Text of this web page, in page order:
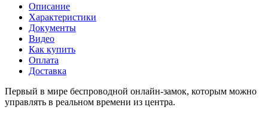
Описание
Характеристики
Документы
Видео
Как купить
Оплата
Доставка
Первый в мире беспроводной онлайн-замок, которым можно
управлять в реальном времени из центра.